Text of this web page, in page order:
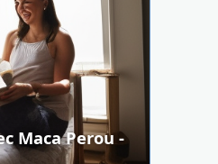
Maca Perou -